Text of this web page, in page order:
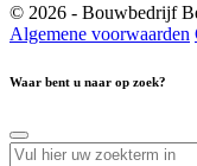
© 2026 - Bouwbedrijf
Algemene voorwaarden
Waar bent u naar op zoek?